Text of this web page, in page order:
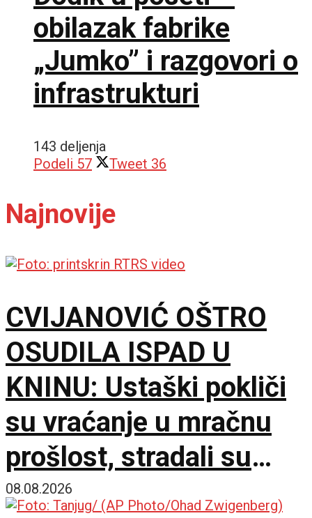
obilazak fabrike
„Jumko” i razgovori o
infrastrukturi
143 deljenja
Podeli 57 Tweet 36
Najnovije
CVIJANOVIĆ OŠTRO
OSUDILA ISPAD U
KNINU: Ustaški pokliči
su vraćanje u mračnu
prošlost, stradali su
samo zato što su bili
08.08.2026